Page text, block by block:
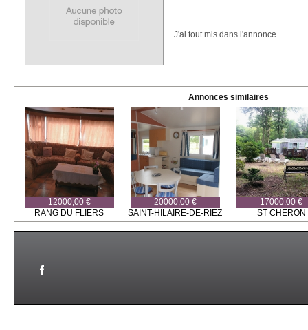
J'ai tout mis dans l'annonce
Annonces similaires
12000,00 €
RANG DU FLIERS
20000,00 €
SAINT-HILAIRE-DE-RIEZ
17000,00 €
ST CHERON